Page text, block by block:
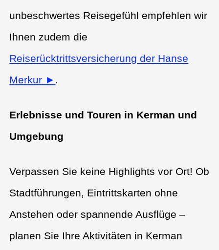
unbeschwertes Reisegefühl empfehlen wir
Ihnen zudem die
Reiserücktrittsversicherung der Hanse
Merkur ► .
Erlebnisse und Touren in Kerman und
Umgebung
Verpassen Sie keine Highlights vor Ort! Ob
Stadtführungen, Eintrittskarten ohne
Anstehen oder spannende Ausflüge –
planen Sie Ihre Aktivitäten in Kerman